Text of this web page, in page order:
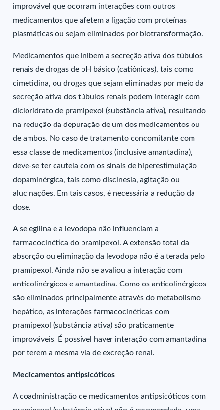
improvável que ocorram interações com outros
medicamentos que afetem a ligação com proteínas
plasmáticas ou sejam eliminados por biotransformação.
Medicamentos que inibem a secreção ativa dos túbulos
renais de drogas de pH básico (catiônicas), tais como
cimetidina, ou drogas que sejam eliminadas por meio da
secreção ativa dos túbulos renais podem interagir com
dicloridrato de pramipexol (substância ativa), resultando
na redução da depuração de um dos medicamentos ou
de ambos. No caso de tratamento concomitante com
essa classe de medicamentos (inclusive amantadina),
deve-se ter cautela com os sinais de hiperestimulação
dopaminérgica, tais como discinesia, agitação ou
alucinações. Em tais casos, é necessária a redução da
dose.
A selegilina e a levodopa não influenciam a
farmacocinética do pramipexol. A extensão total da
absorção ou eliminação da levodopa não é alterada pelo
pramipexol. Ainda não se avaliou a interação com
anticolinérgicos e amantadina. Como os anticolinérgicos
são eliminados principalmente através do metabolismo
hepático, as interações farmacocinéticas com
pramipexol (substância ativa) são praticamente
improváveis. É possível haver interação com amantadina
por terem a mesma via de excreção renal.
Medicamentos antipsicóticos
A coadministração de medicamentos antipsicóticos com